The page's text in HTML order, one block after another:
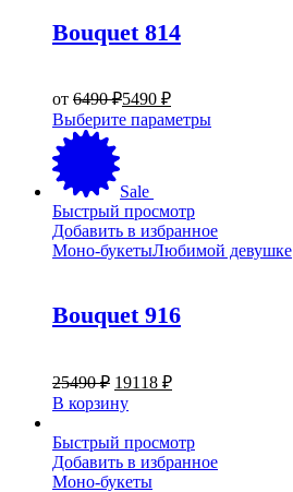
Bouquet 814
от 6490₽5490 ₽
Выберите параметрыЭтот
можно
выбрать
Sale
Быстрый просмотр
Добавить в избранное
Моно-букетыЛюбимой девушке
Bouquet 916
25490₽ Первоначальная
цена
составляла
25490 ₽.
19118 ₽Текущая
В корзину
Быстрый просмотр
Добавить в избранное
Моно-букеты